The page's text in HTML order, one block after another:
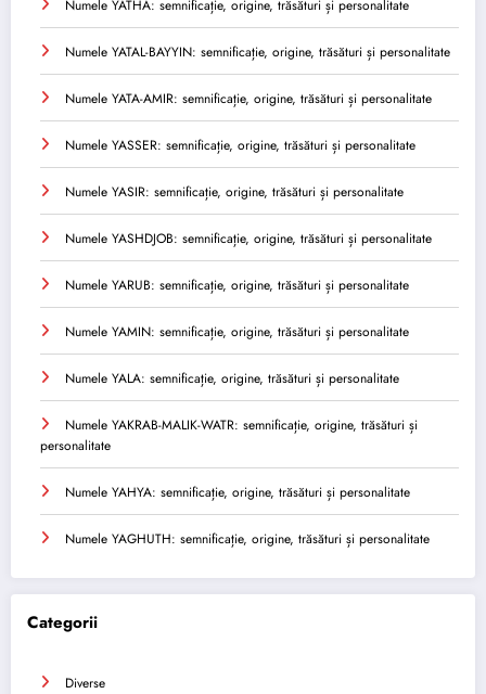
Numele YATHA: semnificație, origine, trăsături și personalitate
Numele YATAL-BAYYIN: semnificație, origine, trăsături și personalitate
Numele YATA-AMIR: semnificație, origine, trăsături și personalitate
Numele YASSER: semnificație, origine, trăsături și personalitate
Numele YASIR: semnificație, origine, trăsături și personalitate
Numele YASHDJOB: semnificație, origine, trăsături și personalitate
Numele YARUB: semnificație, origine, trăsături și personalitate
Numele YAMIN: semnificație, origine, trăsături și personalitate
Numele YALA: semnificație, origine, trăsături și personalitate
Numele YAKRAB-MALIK-WATR: semnificație, origine, trăsături și
personalitate
Numele YAHYA: semnificație, origine, trăsături și personalitate
Numele YAGHUTH: semnificație, origine, trăsături și personalitate
Categorii
Diverse